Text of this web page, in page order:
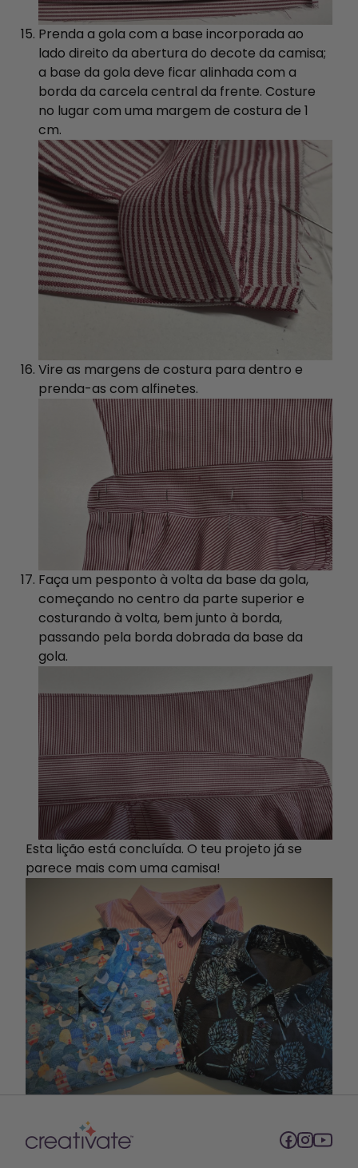
Prenda a gola com a base incorporada ao
lado direito da abertura do decote da camisa;
a base da gola deve ficar alinhada com a
borda da carcela central da frente. Costure
no lugar com uma margem de costura de 1
cm.
Vire as margens de costura para dentro e
prenda-as com alfinetes.
Faça um pesponto à volta da base da gola,
começando no centro da parte superior e
costurando à volta, bem junto à borda,
passando pela borda dobrada da base da
gola.
Esta lição está concluída. O teu projeto já se
parece mais com uma camisa!